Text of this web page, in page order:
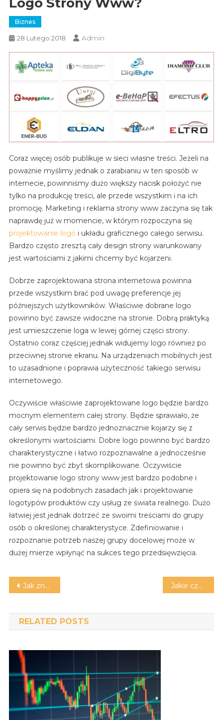
Biznes
28 Lutego 2018 Admin
Coraz więcej osób publikuje w sieci własne treści. Jeżeli na
poważnie myślimy jednak o zarabianiu w ten sposób w
internecie, powinniśmy dużo większy nacisk położyć nie
tylko na produkcję treści, ale przede wszystkim i na ich
promocję. Marketing i reklama strony www zaczyna się tak
naprawdę już w momencie, w którym rozpoczyna się
projektowanie logo i układu graficznego całego serwisu.
Bardzo często zresztą cały design strony warunkowany
jest wartościami z jakimi chcemy być kojarzeni.
Dobrze zaprojektowana strona internetowa powinna
przede wszystkim brać pod uwagę preferencje jej
późniejszych użytkowników. Właściwie dobrane logo
powinno być zawsze widoczne na stronie. Dobrą praktyką
jest umieszczenie loga w lewej górnej części strony.
Ostatnio coraz częściej jednak widujemy logo również po
przeciwnej stronie ekranu. Na urządzeniach mobilnych jest
to uzasadnione i poprawia użyteczność takiego serwisu
internetowego.
Oczywiście właściwie zaprojektowane logo będzie bardzo
mocnym elementem całej strony. Będzie sprawiało, że
cały serwis będzie bardzo jednoznacznie kojarzy się z
określonymi wartościami. Dobre logo powinno być bardzo
charakterystyczne i łatwo rozpoznawalne a jednocześnie
nie powinno być zbyt skomplikowane. Oczywiście
projektowanie logo strony www jest bardzo podobne i
opiera się na podobnych zasadach jak i projektowanie
logotypów produktów czy usług ze świata realnego. Dużo
łatwiej jest jednak dotrzeć ze swoimi treściami do grupy
osób o określonej charakterystyce. Zdefiniowanie i
rozpoznanie potrzeb naszej grupy docelowej może w
dużej mierze wpłynąć na sukces tego przedsięwzięcia.
Nawigacja
Jak znaleźć poczytne portale finansowe? Jakie czynności może wykonać notariusz Katowice?
RELATED POSTS